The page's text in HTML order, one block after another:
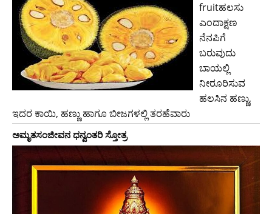
fruitಹಲಸು
ಎಂದಾಕ್ಷಣ
ನೆನಪಿಗೆ
ಬರುವುದು
ಬಾಯಲ್ಲಿ
ನೀರೂರಿಸುವ
ಹಲಸಿನ ಹಣ್ಣು,
ಇದರ ಕಾಯಿ, ಹಣ್ಣು ಹಾಗೂ ಬೀಜಗಳಲ್ಲಿ ತರಹೆವಾರು
ಅಮೃತಸಂಜೀವನ ಧನ್ವಂತರಿ ಸ್ತೋತ್ರ